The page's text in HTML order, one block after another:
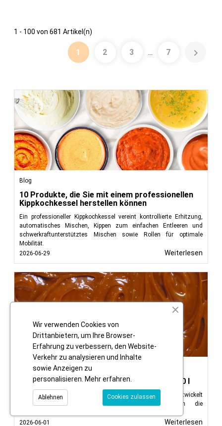
1 - 100 von 681 Artikel(n)
1 2 3 7 
Blog
10 Produkte, die Sie mit einem professionellen
Kippkochkessel herstellen können
Ein professioneller Kippkochkessel vereint kontrollierte Erhitzung,
automatisches Mischen, Kippen zum einfachen Entleeren und
schwerkraftunterstütztes Mischen sowie Rollen für optimale
Mobilität.
2026-06-29
Weiterlesen
Neuer kippbarer Karamellkochkessel 30–150 l
Warum wir einen neuen kippbaren Karamellkochkessel entwickelt
haben und warum er trotz geringerer Kosten die
2026-06-01
Weiterlesen
Wir verwenden Cookies von
Drittanbietern, um Ihre Browser-
Erfahrung zu verbessern, den Website-
Verkehr zu analysieren und Inhalte
sowie Anzeigen zu
personalisieren. Mehr erfahren
Cookies zulassen
Ablehnen